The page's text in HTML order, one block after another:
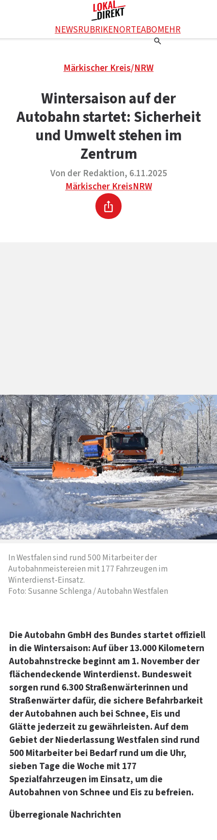
NEWSRUBRIKENORTEABOMEHR
Werbung schalten
Das Team
Über uns
KONTAKT
DAS TEAM
ÜBER UNS
Märkischer Kreis/NRW
Wintersaison auf der
Autobahn startet: Sicherheit
und Umwelt stehen im
Zentrum
Von der Redaktion, 6.11.2025
Märkischer KreisNRW
Drucken
In Westfalen sind rund 500 Mitarbeiter der
Autobahnmeistereien mit 177 Fahrzeugen im
Winterdienst-Einsatz.
Foto: Susanne Schlenga / Autobahn Westfalen
Die Autobahn GmbH des Bundes startet offiziell
in die Wintersaison: Auf über 13.000 Kilometern
Autobahnstrecke beginnt am 1. November der
flächendeckende Winterdienst. Bundesweit
sorgen rund 6.300 Straßenwärterinnen und
Straßenwärter dafür, die sichere Befahrbarkeit
der Autobahnen auch bei Schnee, Eis und
Glätte jederzeit zu gewährleisten. Auf dem
Gebiet der Niederlassung Westfalen sind rund
500 Mitarbeiter bei Bedarf rund um die Uhr,
sieben Tage die Woche mit 177
Spezialfahrzeugen im Einsatz, um die
Autobahnen von Schnee und Eis zu befreien.
Überregionale Nachrichten